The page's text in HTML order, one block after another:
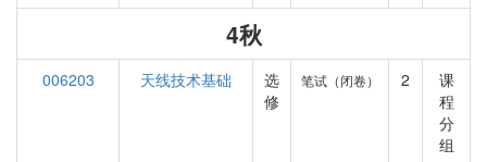
4秋
006203 天线技术基础
选
修
笔试（闭卷） 2
课
程
分
组